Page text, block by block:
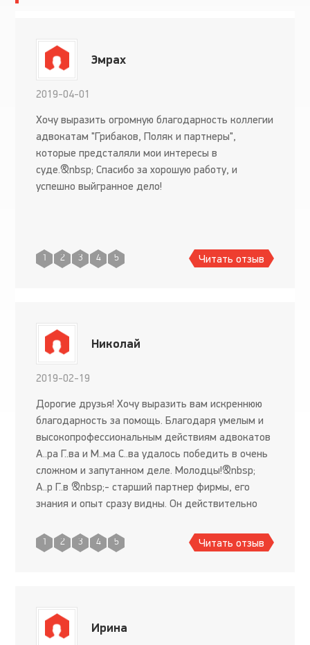
Эмрах
2019-04-01
Хочу выразить огромную благодарность коллегии
адвокатам "Грибаков, Поляк и партнеры",
которые предсталяли мои интересы в
суде.&nbsp; Спасибо за хорошую работу, и
успешно выйгранное дело!
1 2 3 4 5 Читать отзыв
Николай
2019-02-19
Дорогие друзья! Хочу выразить вам искреннюю
благодарность за помощь. Благодаря умелым и
высокопрофессиональным действиям адвокатов
А..ра Г..ва и М..ма С..ва удалось победить в очень
сложном и запутанном деле. Молодцы!&nbsp;
А..р Г..в &nbsp;- старший партнер фирмы, его
знания и опыт сразу видны. Он действительно
внимател
1 2 3 4 5 Читать отзыв
Ирина